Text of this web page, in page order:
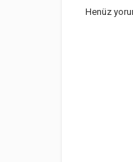
Henüz